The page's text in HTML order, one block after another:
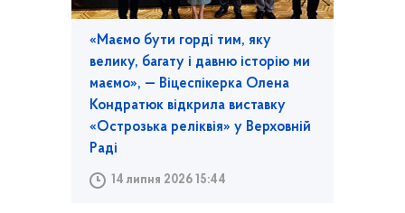
«Маємо бути горді тим, яку
велику, багату і давню історію ми
маємо», — Віцеспікерка Олена
Кондратюк відкрила виставку
«Острозька реліквія» у Верховній
Раді
14 липня 2026 15:44